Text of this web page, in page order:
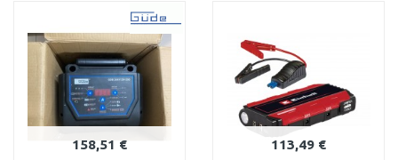
Vergleichen
158,51 € 113,49 €